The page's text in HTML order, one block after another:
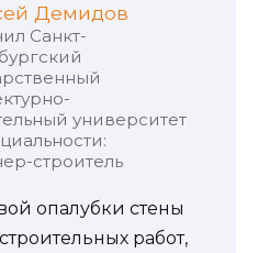
Демидов
Санкт-
университет
строитель
опалубки стены
работ,